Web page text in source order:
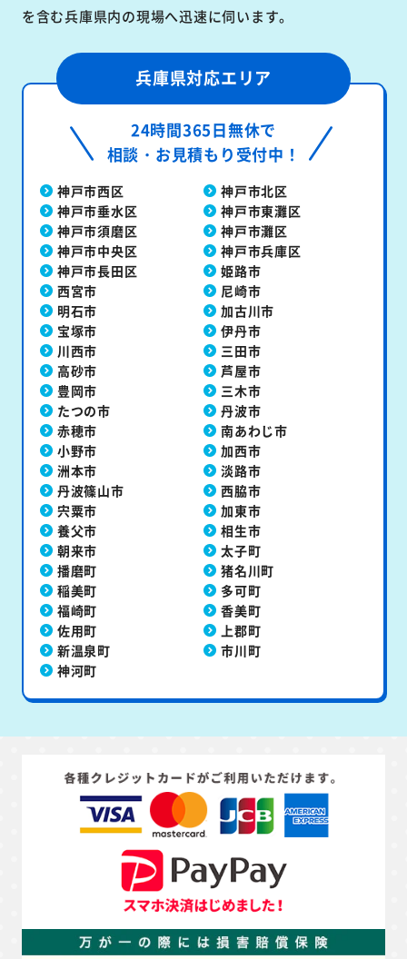
を含む兵庫県内の現場へ迅速に伺います。
兵庫県対応エリア
24時間365日無休で
相談・お見積もり受付中！
神戸市西区
神戸市北区
神戸市垂水区
神戸市東灘区
神戸市須磨区
神戸市灘区
神戸市中央区
神戸市兵庫区
神戸市長田区
姫路市
西宮市
尼崎市
明石市
加古川市
宝塚市
伊丹市
川西市
三田市
高砂市
芦屋市
豊岡市
三木市
たつの市
丹波市
赤穂市
南あわじ市
小野市
加西市
洲本市
淡路市
丹波篠山市
西脇市
宍粟市
加東市
養父市
相生市
朝来市
太子町
播磨町
猪名川町
稲美町
多可町
福崎町
香美町
佐用町
上郡町
新温泉町
市川町
神河町